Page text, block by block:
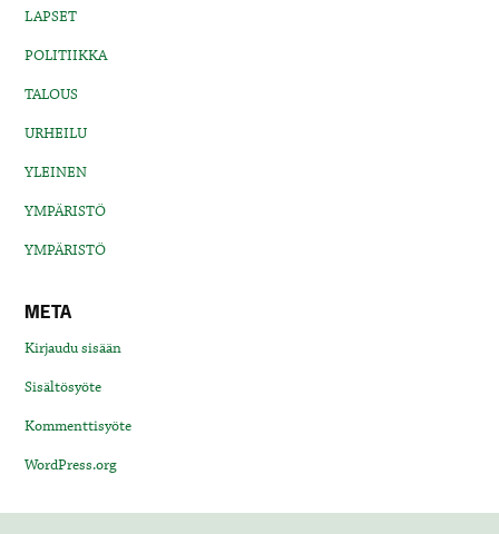
LAPSET
POLITIIKKA
TALOUS
URHEILU
YLEINEN
YMPÄRISTÖ
YMPÄRISTÖ
META
Kirjaudu sisään
Sisältösyöte
Kommenttisyöte
WordPress.org